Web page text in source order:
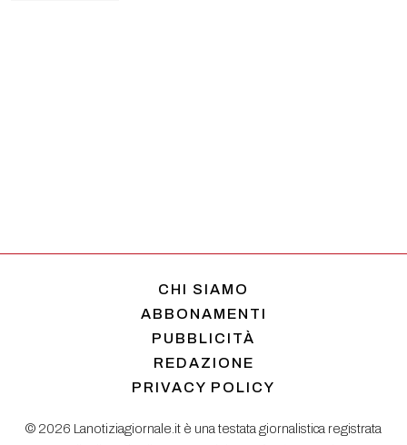
CHI SIAMO
ABBONAMENTI
PUBBLICITÀ
REDAZIONE
PRIVACY POLICY
© 2026 Lanotiziagiornale.it è una testata giornalistica registrata